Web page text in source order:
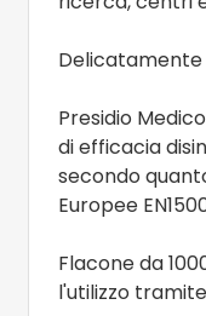
Presidio
di efficacia
secondo
Europee
Flacone da
l'utilizzo